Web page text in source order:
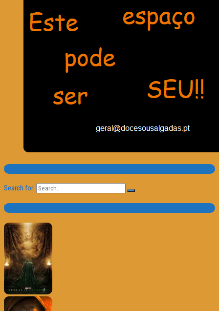
Pesquisa
Search for:
Trailer e Poster do Dia